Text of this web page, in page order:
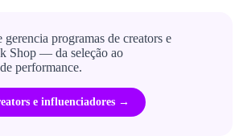
programas de creators e
Shop — da seleção ao
performance.
e influenciadores →